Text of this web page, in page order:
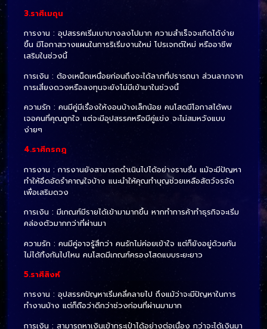
3.ราศีเมถุน
การงาน : อุปสรรคเริ่มเบาบางลงไปมาก ความสำเร็จจะเกิดได้ง่าย
ขึ้น มีโอกาสวางแผนในการริเริ่มงานใหม่ โปรเจกต์ใหม่ หรืออาชีพ
เสริมในช่วงนี้
การเงิน : ต้องเหน็ดเหนื่อยก่อนถึงจะได้ลาภที่ปรารถนา ส่วนลาภจาก
การเสี่ยงดวงหรือลงทุนจะยังไม่มีเข้ามาในช่วงนี้
ความรัก : คนมีคู่มีเรื่องให้งอนบ้างเล็กน้อย คนโสดมีโอกาสได้พบ
เจอคนที่คุณถูกใจ แต่จะมีอุปสรรคหรือมีคู่แข่ง จะไม่สมหวังแบบ
ง่ายๆ
4.ราศีกรกฎ
การงาน : การงานยังสามารถดำเนินไปได้อย่างราบรื่น แม้จะมีปัญหา
ทำให้อึดอัดรำคาญใจบ้าง แนะนำให้คุณทำบุญช่วยเหลือสัตว์จรจัด
เพื่อเสริมดวง
การเงิน : มีเกณฑ์มีรายได้เข้ามามากขึ้น หากทำการค้าทำธุรกิจจะเริ่ม
คล่องตัวมากกว่าที่ผ่านมา
ความรัก : คนมีคู่อาจรู้สึกว่า คนรักไม่ค่อยเข้าใจ แต่ก็ยังอยู่ด้วยกัน
ไม่ได้ทิ้งกันไปไหน คนโสดมีเกณฑ์ครองโสดแบบระยะยาว
5.ราศีสิงห์
การงาน : อุปสรรคปัญหาเริ่มคลี่คลายไป ถึงแม้ว่าจะมีปัญหาในการ
ทำงานบ้าง แต่ก็ถือว่าดีกว่าช่วงก่อนที่ผ่านมามาก
การเงิน : สามารถหาเงินเข้ากระเป๋าได้อย่างต่อเนื่อง กว่าจะได้เงินมา